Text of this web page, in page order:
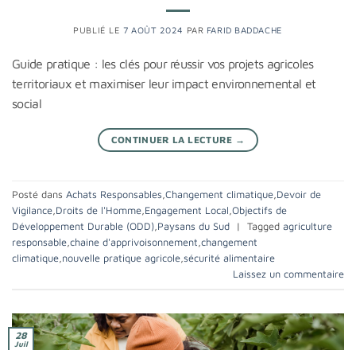
PUBLIÉ LE 7 AOÛT 2024 PAR FARID BADDACHE
Guide pratique : les clés pour réussir vos projets agricoles
territoriaux et maximiser leur impact environnemental et
social
CONTINUER LA LECTURE →
Posté dans Achats Responsables Changement climatique Devoir de
Vigilance Droits de l'Homme Engagement Local Objectifs de
Développement Durable (ODD) Paysans du Sud | Tagged agriculture
responsable chaine d'apprivoisonnement changement
climatique nouvelle pratique agricole sécurité alimentaire
Laissez un commentaire
28
Juil